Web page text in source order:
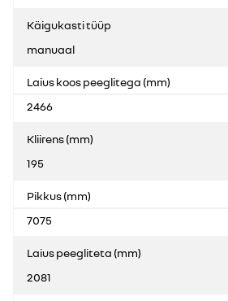
Käigukasti tüüp
manuaal
Laius koos peeglitega (mm)
2466
Kliirens (mm)
195
Pikkus (mm)
7075
Laius peegliteta (mm)
2081